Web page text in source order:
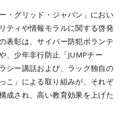
・グリッド・ジャパン」におい
ティや情報モラルに関する啓発
表彰は、サイバー防犯ボランテ
、少年非行防止「JUMPチー
シー講話および、ラック独自の
こ」による取り組みが、それぞ
成され、高い教育効果を上げた